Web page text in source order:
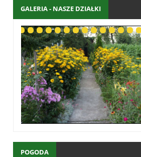
GALERIA - NASZE DZIAŁKI
POGODA